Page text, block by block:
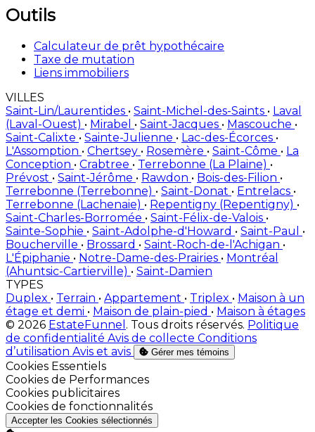
Outils
Calculateur de prêt hypothécaire
Taxe de mutation
Liens immobiliers
VILLES
Saint-Lin/Laurentides • Saint-Michel-des-Saints • Laval
(Laval-Ouest) • Mirabel • Saint-Jacques • Mascouche •
Saint-Calixte • Sainte-Julienne • Lac-des-Écorces •
L'Assomption • Chertsey • Rosemère • Saint-Côme • La
Conception • Crabtree • Terrebonne (La Plaine) •
Prévost • Saint-Jérôme • Rawdon • Bois-des-Filion •
Terrebonne (Terrebonne) • Saint-Donat • Entrelacs •
Terrebonne (Lachenaie) • Repentigny (Repentigny) •
Saint-Charles-Borromée • Saint-Félix-de-Valois •
Sainte-Sophie • Saint-Adolphe-d'Howard • Saint-Paul •
Boucherville • Brossard • Saint-Roch-de-l'Achigan •
L'Épiphanie • Notre-Dame-des-Prairies • Montréal
(Ahuntsic-Cartierville) • Saint-Damien
TYPES
Duplex • Terrain • Appartement • Triplex • Maison à un
étage et demi • Maison de plain-pied • Maison à étages
© 2026 EstateFunnel . Tous droits réservés. Politique
de confidentialité Avis de collecte Conditions
d’utilisation Avis et avis Gérer mes témoins
Activer
Cookies Essentiels
Activer
Cookies de Performances
Activer
Cookies publicitaires
Activer
Cookies de fonctionnalités
Accepter les Cookies sélectionnés